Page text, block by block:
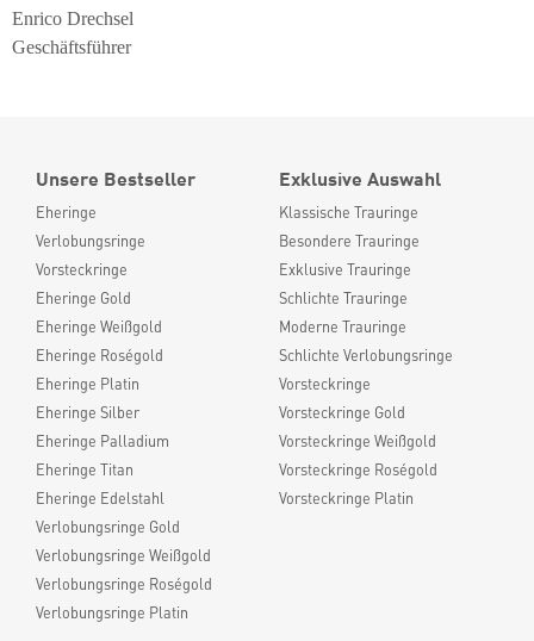
Enrico Drechsel
Geschäftsführer
Unsere Bestseller
Eheringe
Verlobungsringe
Vorsteckringe
Eheringe Gold
Eheringe Weißgold
Eheringe Roségold
Eheringe Platin
Eheringe Silber
Eheringe Palladium
Eheringe Titan
Eheringe Edelstahl
Verlobungsringe Gold
Verlobungsringe Weißgold
Verlobungsringe Roségold
Verlobungsringe Platin
Exklusive Auswahl
Klassische Trauringe
Besondere Trauringe
Exklusive Trauringe
Schlichte Trauringe
Moderne Trauringe
Schlichte Verlobungsringe
Vorsteckringe
Vorsteckringe Gold
Vorsteckringe Weißgold
Vorsteckringe Roségold
Vorsteckringe Platin